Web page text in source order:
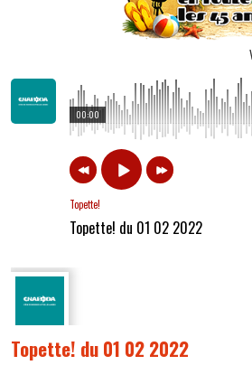
00:00
Topette!
Topette! du 01 02 2022
Topette! du 01 02 2022